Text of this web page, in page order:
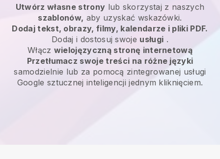
Utwórz własne strony lub skorzystaj z naszych
szablonów, aby uzyskać wskazówki.
Dodaj tekst, obrazy, filmy, kalendarze i pliki PDF.
Dodaj i dostosuj swoje usługi .
Włącz wielojęzyczną stronę internetową
Przetłumacz swoje treści na różne języki
samodzielnie lub za pomocą zintegrowanej usługi
Google sztucznej inteligencji jednym kliknięciem.